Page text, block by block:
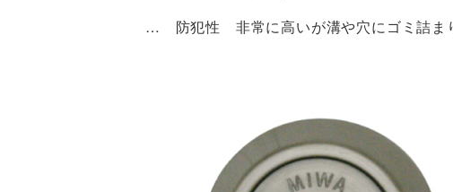
… 防犯性 非常に高いが溝や穴にゴミ詰ま